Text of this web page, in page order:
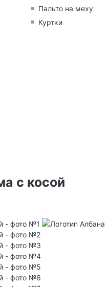
Пальто на меху
Куртки
с косой